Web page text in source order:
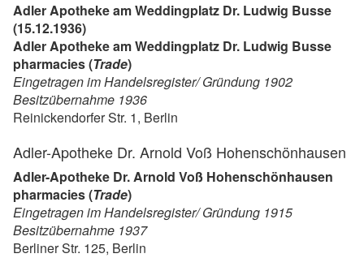
Adler Apotheke am Weddingplatz Dr. Ludwig Busse
(15.12.1936)
Adler Apotheke am Weddingplatz Dr. Ludwig Busse
pharmacies (Trade)
Eingetragen im Handelsregister/ Gründung 1902
Besitzübernahme 1936
Reinickendorfer Str. 1, Berlin
Adler-Apotheke Dr. Arnold Voß Hohenschönhausen
Adler-Apotheke Dr. Arnold Voß Hohenschönhausen
pharmacies (Trade)
Eingetragen im Handelsregister/ Gründung 1915
Besitzübernahme 1937
Berliner Str. 125, Berlin